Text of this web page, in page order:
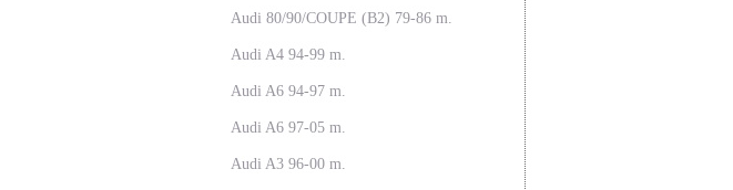
Audi 80/90/COUPE (B2) 79-86 m.
Audi A4 94-99 m.
Audi A6 94-97 m.
Audi A6 97-05 m.
Audi A3 96-00 m.